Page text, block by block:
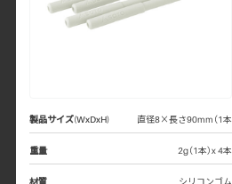
製品サイズ(WxDxH) 直径8×長さ90mm（1本
重量 2g（1本）x 4本
材質 シリコンゴム